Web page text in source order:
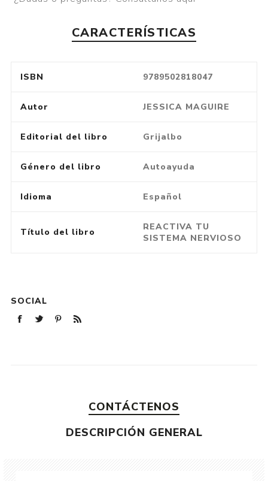
CARACTERÍSTICAS
ISBN 9789502818047
Autor JESSICA MAGUIRE
Editorial del libro Grijalbo
Género del libro Autoayuda
Idioma Español
Título del libro
REACTIVA TU
SISTEMA NERVIOSO
SOCIAL
CONTÁCTENOS
DESCRIPCIÓN GENERAL